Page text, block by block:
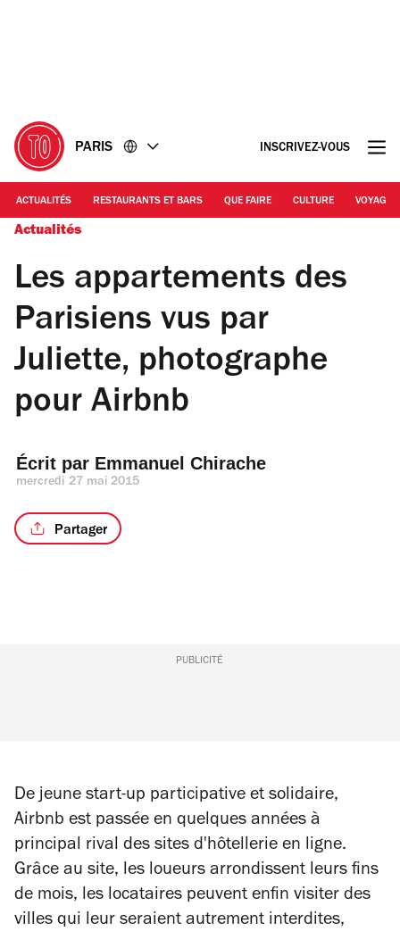
PARIS INSCRIVEZ-VOUS
ACTUALITÉS RESTAURANTS ET BARS QUE FAIRE CULTURE VOYAGE
Actualités
Les appartements des
Parisiens vus par
Juliette, photographe
pour Airbnb
Écrit par Emmanuel Chirache
mercredi 27 mai 2015
Partager
PUBLICITÉ
De jeune start-up participative et solidaire,
Airbnb est passée en quelques années à
principal rival des sites d'hôtellerie en ligne.
Grâce au site, les loueurs arrondissent leurs fins
de mois, les locataires peuvent enfin visiter des
villes qui leur seraient autrement interdites,